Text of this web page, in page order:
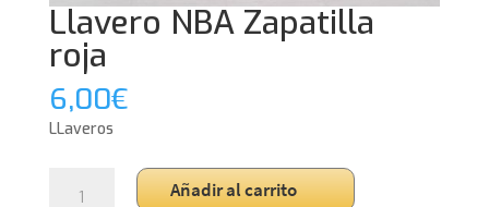
Llavero NBA Zapatilla
roja
6,00€
LLaveros
Añadir al carrito